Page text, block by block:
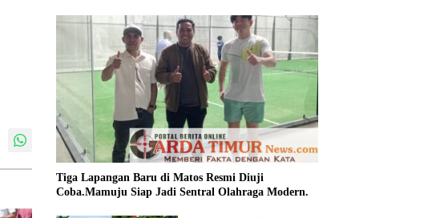
Tiga Lapangan Baru di Matos Resmi Diuji
Coba.Mamuju Siap Jadi Sentral Olahraga Modern.